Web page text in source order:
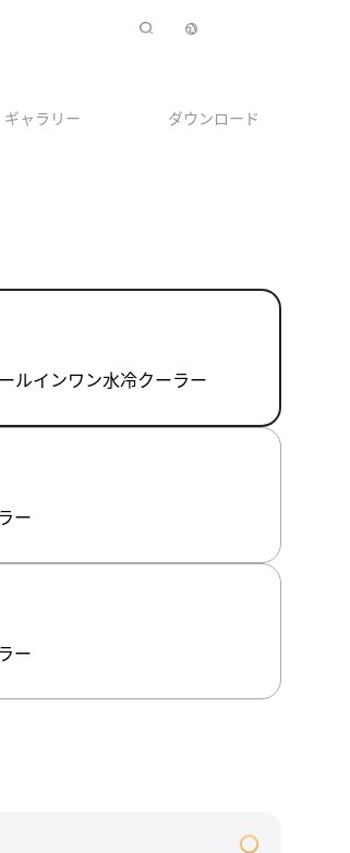
ギャラリー ダウンロード
ルインワン水冷クーラー
ー
ー